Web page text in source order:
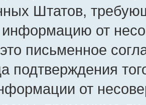
Штатов,
информацию от
письменное
подтверждения
от